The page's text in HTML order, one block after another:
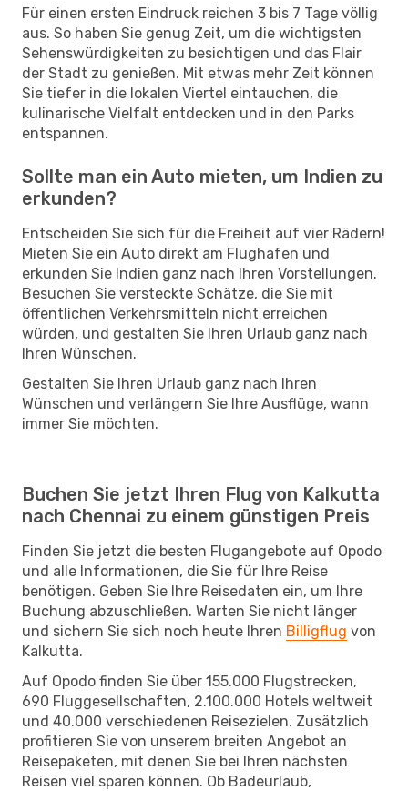
Für einen ersten Eindruck reichen 3 bis 7 Tage völlig
aus. So haben Sie genug Zeit, um die wichtigsten
Sehenswürdigkeiten zu besichtigen und das Flair
der Stadt zu genießen. Mit etwas mehr Zeit können
Sie tiefer in die lokalen Viertel eintauchen, die
kulinarische Vielfalt entdecken und in den Parks
entspannen.
Sollte man ein Auto mieten, um Indien zu
erkunden?
Entscheiden Sie sich für die Freiheit auf vier Rädern!
Mieten Sie ein Auto direkt am Flughafen und
erkunden Sie Indien ganz nach Ihren Vorstellungen.
Besuchen Sie versteckte Schätze, die Sie mit
öffentlichen Verkehrsmitteln nicht erreichen
würden, und gestalten Sie Ihren Urlaub ganz nach
Ihren Wünschen.
Gestalten Sie Ihren Urlaub ganz nach Ihren
Wünschen und verlängern Sie Ihre Ausflüge, wann
immer Sie möchten.
Buchen Sie jetzt Ihren Flug von Kalkutta
nach Chennai zu einem günstigen Preis
Finden Sie jetzt die besten Flugangebote auf Opodo
und alle Informationen, die Sie für Ihre Reise
benötigen. Geben Sie Ihre Reisedaten ein, um Ihre
Buchung abzuschließen. Warten Sie nicht länger
und sichern Sie sich noch heute Ihren Billigflug von
Kalkutta.
Auf Opodo finden Sie über 155.000 Flugstrecken,
690 Fluggesellschaften, 2.100.000 Hotels weltweit
und 40.000 verschiedenen Reisezielen. Zusätzlich
profitieren Sie von unserem breiten Angebot an
Reisepaketen, mit denen Sie bei Ihren nächsten
Reisen viel sparen können. Ob Badeurlaub,